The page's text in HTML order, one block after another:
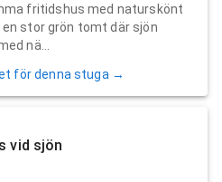
fritidshus med naturskönt
en stor grön tomt där sjön
nä...
för denna stuga →
vid sjön